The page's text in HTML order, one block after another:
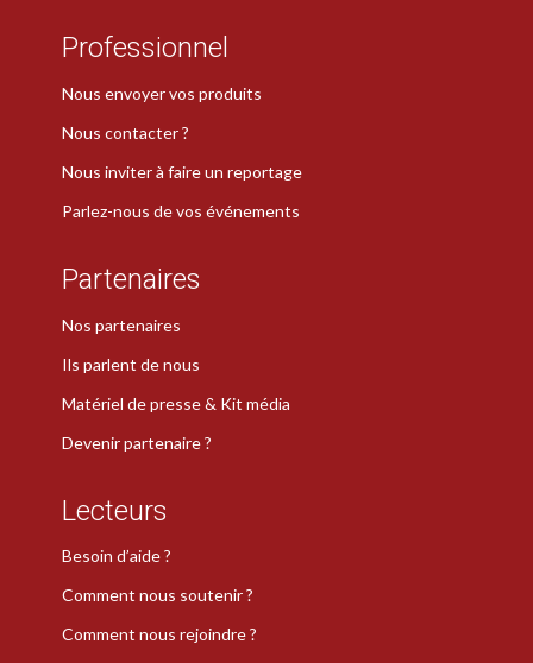
Professionnel
Nous envoyer vos produits
Nous contacter ?
Nous inviter à faire un reportage
Parlez-nous de vos événements
Partenaires
Nos partenaires
Ils parlent de nous
Matériel de presse & Kit média
Devenir partenaire ?
Lecteurs
Besoin d’aide ?
Comment nous soutenir ?
Comment nous rejoindre ?